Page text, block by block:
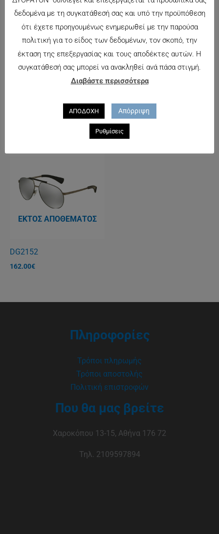
★ 12 Άτοκες Δόσεις ★
ΕΚΤΌΣ ΑΠΟΘΈΜΑΤΟΣ ΕΚΤΌΣ ΑΠΟΘΈΜΑΤΟΣ
RAY BAN 4165 JUSTIN 5A
125.00€
ΕΚΤΌΣ ΑΠΟΘΈΜΑΤΟΣ
DG2152
162.00€
Πληροφορίες
Τρόποι πληρωμής
Τρόποι αποστολής
Πολιτική επιστροφών
Που θα μας βρείτε
Χαροκόπου 13-15, Αθήνα 176 72
Τηλ. 2109597894
δεδομένα με τη συγκατάθεσή σας και υπό την προϋπόθεση
ότι έχετε προηγουμένως ενημερωθεί με την παρούσα
πολιτική για το είδος των δεδομένων, τον σκοπό, την
έκταση της επεξεργασίας και τους αποδέκτες αυτών. Η
συγκατάθεσή σας μπορεί να ανακληθεί ανά πάσα στιγμή.
Διαβάστε περισσότερα
ΑΠΟΔΟΧΗ Απόρριψη
Ρυθμίσεις